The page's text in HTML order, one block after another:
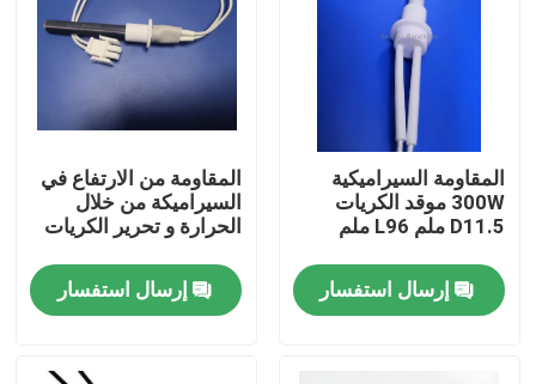
المنزل
المقاومة السيراميكية
300W موقد الكريات
D11.5 ملم L96 ملم
إرسال استفسار
المقاومة من الارتفاع في
السيراميكة من خلال
الحرارة و تحرير الكريات
إرسال استفسار